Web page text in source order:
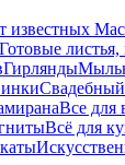
Готовые
Гирлянды
Все для
Всё для